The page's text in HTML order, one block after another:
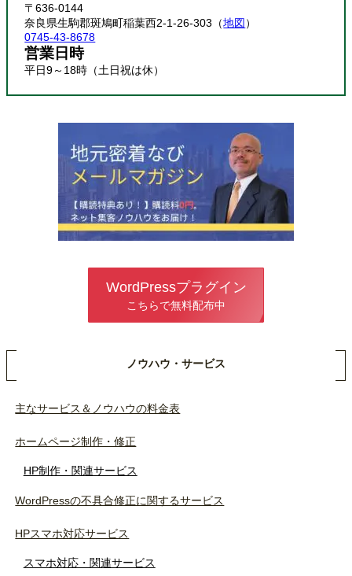
〒636-0144
奈良県生駒郡斑鳩町稲葉西2-1-26-303（地図）
0745-43-8678
営業日時
平日9～18時（土日祝は休）
WordPressプラグイン
こちらで無料配布中
ノウハウ・サービス
主なサービス＆ノウハウの料金表
ホームページ制作・修正
HP制作・関連サービス
WordPressの不具合修正に関するサービス
HPスマホ対応サービス
スマホ対応・関連サービス